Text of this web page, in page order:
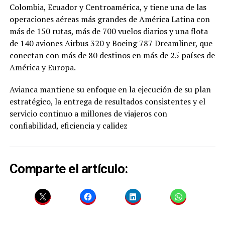
Colombia, Ecuador y Centroamérica, y tiene una de las
operaciones aéreas más grandes de América Latina con
más de 150 rutas, más de 700 vuelos diarios y una flota
de 140 aviones Airbus 320 y Boeing 787 Dreamliner, que
conectan con más de 80 destinos en más de 25 países de
América y Europa.
Avianca mantiene su enfoque en la ejecución de su plan
estratégico, la entrega de resultados consistentes y el
servicio continuo a millones de viajeros con
confiabilidad, eficiencia y calidez
Comparte el artículo: